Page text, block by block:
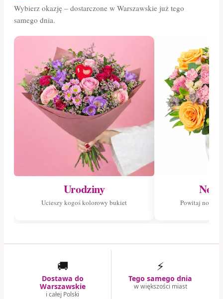
Wybierz okazję – dostarczone w Warszawskie już tego
samego dnia.
Urodziny
Ucieszy kogoś kolorowy bukiet Powitaj
🚚
Dostawa do
Warszawskie
i całej Polski
⚡
Tego samego dnia
w większości miast